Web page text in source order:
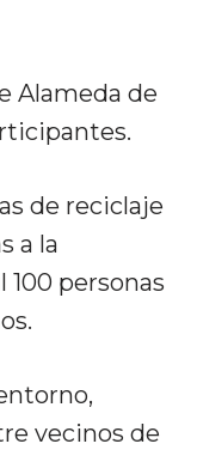
Alameda de
de reciclaje
a la
personas
vecinos de